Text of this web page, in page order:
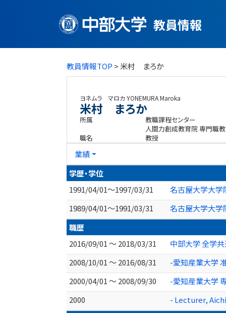
教員情報
教員情報TOP > 米村 まろか
ヨネムラ マロカ YONEMURA Maroka
米村 まろか
所属
教職課程センター
人間力創成教育院 専門職教
職名
教授
業績
学歴・学位
1991/04/01～1997/03/31
名古屋大学大学
1989/04/01～1991/03/31
名古屋大学大学
職歴
2016/09/01 ～ 2018/03/31
中部大学 全学
2008/10/01 ～ 2016/08/31
-愛知産業大学
2000/04/01 ～ 2008/09/30
-愛知産業大学
2000
- Lecturer,